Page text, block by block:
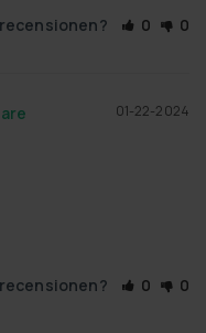
0 0
01-22-2024
0 0